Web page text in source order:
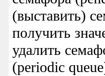
(выставить)
получить
удалить
(periodic